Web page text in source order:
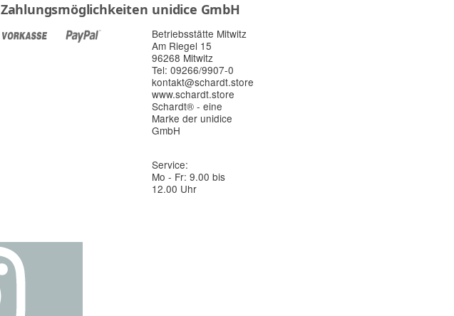
Zahlungsmöglichkeiten unidice GmbH
Betriebsstätte Mitwitz
Am Riegel 15
96268 Mitwitz
Tel: 09266/9907-0
kontakt@schardt.store
www.schardt.store
Schardt® - eine
Marke der unidice
GmbH
Service:
Mo - Fr: 9.00 bis
12.00 Uhr